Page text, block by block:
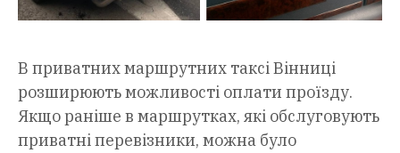
В приватних маршрутних таксі Вінниці
розширюють можливості оплати проїзду.
Якщо раніше в маршрутках, які обслуговують
приватні перевізники, можна було